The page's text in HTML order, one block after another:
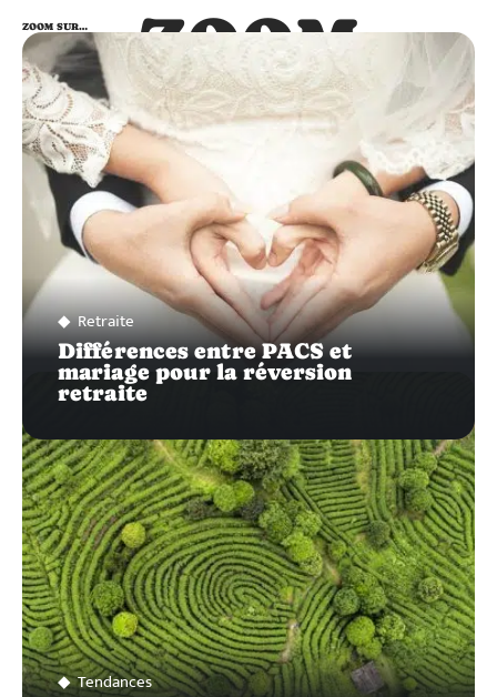
ZOOM
SUR…
ZOOM SUR…
Retraite
Différences entre PACS et
mariage pour la réversion
retraite
Tendances